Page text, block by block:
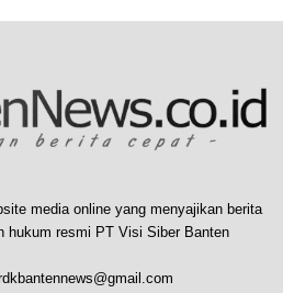
media online yang menyajikan berita
hukum resmi PT Visi Siber Banten